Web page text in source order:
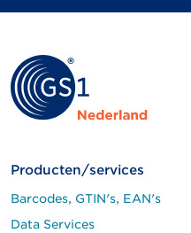
Producten/services
Barcodes, GTIN's, EAN's
Data Services